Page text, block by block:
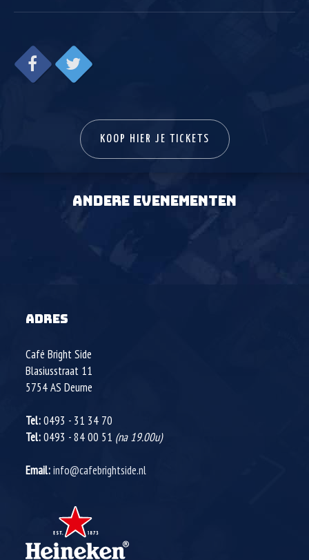
KOOP HIER JE TICKETS
ANDERE EVENEMENTEN
ADRES
Café Bright Side
Blasiusstraat 11
5754 ASDeurne
Tel:0493 - 31 34 70
Tel:0493 - 84 00 51 (na 19.00u)
Email:info@cafebrightside.nl